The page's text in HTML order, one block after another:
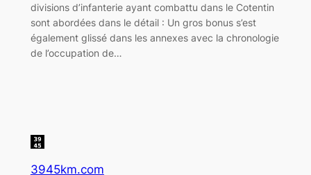
divisions d’infanterie ayant combattu dans le Cotentin
sont abordées dans le détail : Un gros bonus s’est
également glissé dans les annexes avec la chronologie
de l’occupation de…
3945km.com